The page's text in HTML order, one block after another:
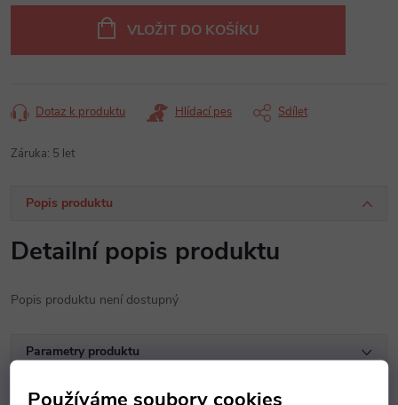
Používáme soubory cookies
VLOŽIT DO KOŠÍKU
Dotaz k produktu Hlídací pes Sdílet
Záruka: 5 let
Popis produktu
Detailní popis produktu
Popis produktu není dostupný
Parametry produktu
Diskuse